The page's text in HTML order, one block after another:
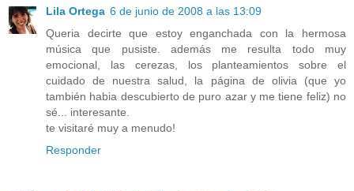
Lila Ortega 6 de junio de 2008 a las 13:09
Queria decirte que estoy enganchada con la hermosa
música que pusiste. además me resulta todo muy
emocional, las cerezas, los planteamientos sobre el
cuidado de nuestra salud, la página de olivia (que yo
también habia descubierto de puro azar y me tiene feliz) no
sé... interesante.
te visitaré muy a menudo!
Responder